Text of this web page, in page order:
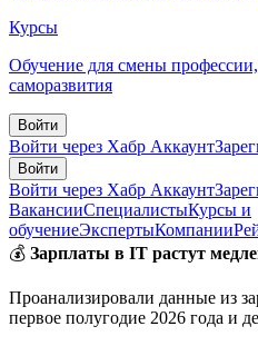
Курсы
Обучение для смены профессии,
саморазвития
Войти
Войти через Хабр Аккаунт
Войти
Войти через Хабр Аккаунт
ВакансииСпециалистыКурсы и
обучениеЭкспертыКомпании
💰 Зарплаты в IT растут
Проанализировали данные из
первое полугодие 2026 года и